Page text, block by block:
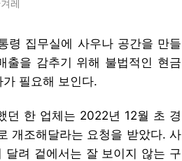
레
령 집무실에 사우나 공간을 만들
출을 감추기 위해 불법적인 현금
필요해 보인다.
던 한 업체는 2022년 12월 초 경
개조해달라는 요청을 받았다. 사
려 겉에서는 잘 보이지 않는 구